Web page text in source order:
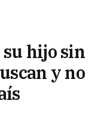
hijo sin
y no